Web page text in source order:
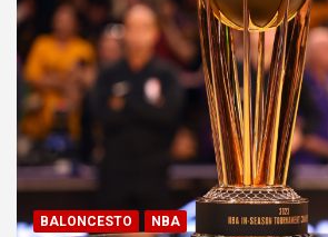
BALONCESTO NBA